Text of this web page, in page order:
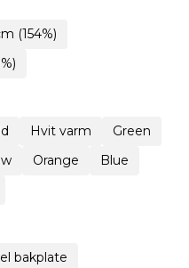
(154%)
Hvit varm
Green
Orange
Blue
bakplate